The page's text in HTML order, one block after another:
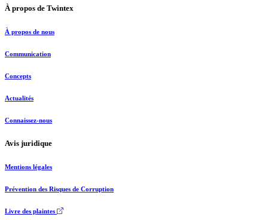
À propos de Twintex
À propos de nous
Communication
Concepts
Actualités
Connaissez-nous
Avis juridique
Mentions légales
Prévention des Risques de Corruption
Livre des plaintes